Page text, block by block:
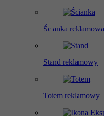
Ścianka reklamowa
Stand reklamowy
Totem reklamowy